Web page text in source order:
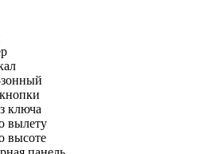
ключа
вылету
высоте